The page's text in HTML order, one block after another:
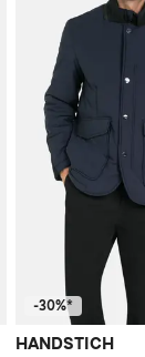
-30%*
HANDSTICH